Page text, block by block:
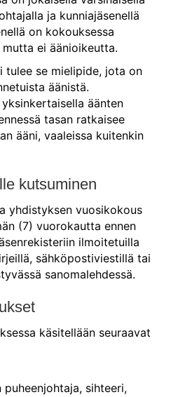
ja kunniajäsenellä
on kokouksessa
ei äänioikeutta.
tulee se mielipide, jota on
äänistä.
äänten
tasan ratkaisee
ääni, vaaleissa kuitenkin
kutsuminen
yhdistyksen vuosikokous
(7) vuorokautta ennen
ilmoitetuilla
sähköpostiviestillä tai
sanomalehdessä.
käsitellään seuraavat
sihteeri,